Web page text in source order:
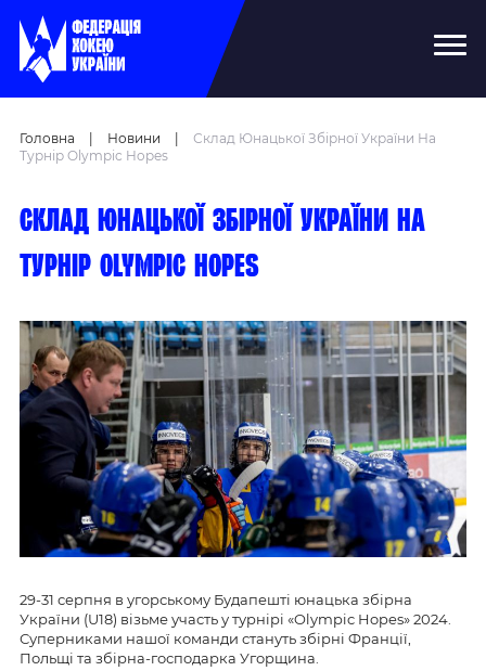
Головна Новини
Склад Юнацької Збірної України На
Турнір Olympic Hopes
Склад юнацької збірної України на
турнір Olympic Hopes
29-31 серпня в угорському Будапешті юнацька збірна
України (U18) візьме участь у турнірі «Olympic Hopes» 2024.
Суперниками нашої команди стануть збірні Франції,
Польщі та збірна-господарка Угорщина.